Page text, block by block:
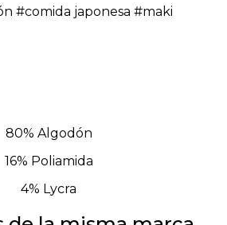
#comida japonesa #maki
80% Algodón
16% Poliamida
4% Lycra